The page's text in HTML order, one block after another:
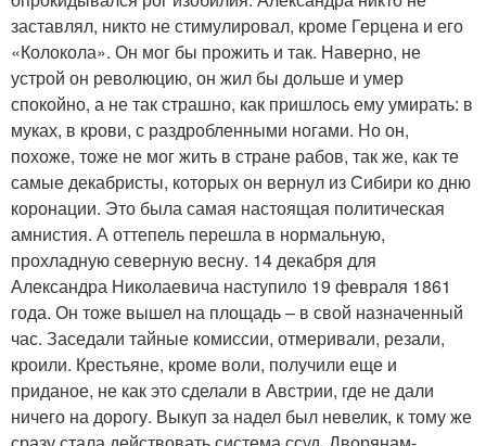
заставлял, никто не стимулировал, кроме Герцена и его
«Колокола». Он мог бы прожить и так. Наверно, не
устрой он революцию, он жил бы дольше и умер
спокойно, а не так страшно, как пришлось ему умирать: в
муках, в крови, с раздробленными ногами. Но он,
похоже, тоже не мог жить в стране рабов, так же, как те
самые декабристы, которых он вернул из Сибири ко дню
коронации. Это была самая настоящая политическая
амнистия. А оттепель перешла в нормальную,
прохладную северную весну. 14 декабря для
Александра Николаевича наступило 19 февраля 1861
года. Он тоже вышел на площадь – в свой назначенный
час. Заседали тайные комиссии, отмеривали, резали,
кроили. Крестьяне, кроме воли, получили еще и
приданое, не как это сделали в Австрии, где не дали
ничего на дорогу. Выкуп за надел был невелик, к тому же